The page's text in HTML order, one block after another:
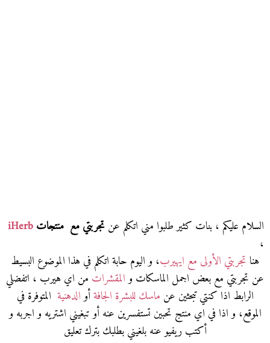
السلام عليكم ، بنات كثير طلبوا مني اتكلم عنتجربتي مع منتجاتiHerb
،
هناتجربتي الأولى مع ايهيرب، و اليوم حابة اتكلم في هذا الموضوع البسيط
عن تجربتي مع بعض اجمل الماسكات والمقشراتمن اي هيرب ، اتفضلي
الرابط اذا كنتي تبحثين عنماسك للبشرة الجافةأوالدهنية المتوفرة في
الموقع، و اذا في اي منتج تحبين تستفسرين عنه أو تبغيني اشتريه و اجربه و
أكتب ريفيو عنه بلغيني بطلبك بترك تعليق